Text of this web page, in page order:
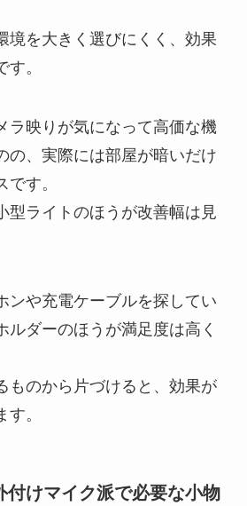
境を大きく選びにくく、効果
。
ラ映りが気になって高価な機
の、実際には部屋が暗いだけ
す。
型ライトのほうが改善幅は見
ンや充電ケーブルを探してい
ルダーのほうが満足度は高く
ものから片づけると、効果が
。
付けマイク派で必要な小物